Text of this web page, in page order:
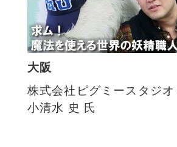
大阪
株式会社ピグミースタジ
小清水 史 氏